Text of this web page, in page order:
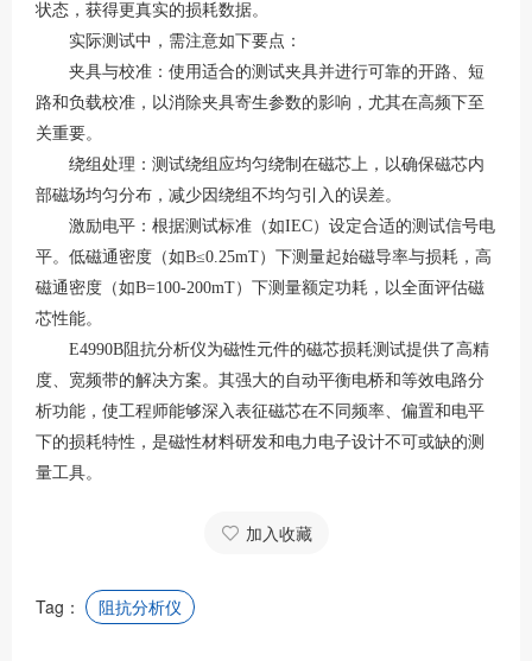
状态，获得更真实的损耗数据。
实际测试中，需注意如下要点：
夹具与校准：使用适合的测试夹具并进行可靠的开路、短
路和负载校准，以消除夹具寄生参数的影响，尤其在高频下至
关重要。
绕组处理：测试绕组应均匀绕制在磁芯上，以确保磁芯内
部磁场均匀分布，减少因绕组不均匀引入的误差。
激励电平：根据测试标准（如IEC）设定合适的测试信号电
平。低磁通密度（如B≤0.25mT）下测量起始磁导率与损耗，高
磁通密度（如B=100-200mT）下测量额定功耗，以全面评估磁
芯性能。
E4990B阻抗分析仪为磁性元件的磁芯损耗测试提供了高精
度、宽频带的解决方案。其强大的自动平衡电桥和等效电路分
析功能，使工程师能够深入表征磁芯在不同频率、偏置和电平
下的损耗特性，是磁性材料研发和电力电子设计不可或缺的测
量工具。
加入收藏
Tag： 阻抗分析仪